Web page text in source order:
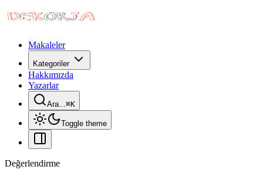
Makaleler
Kategoriler
Hakkımızda
Yazarlar
Ara...⌘K
Toggle theme
Değerlendirme